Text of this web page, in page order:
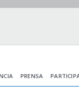
PRENSA